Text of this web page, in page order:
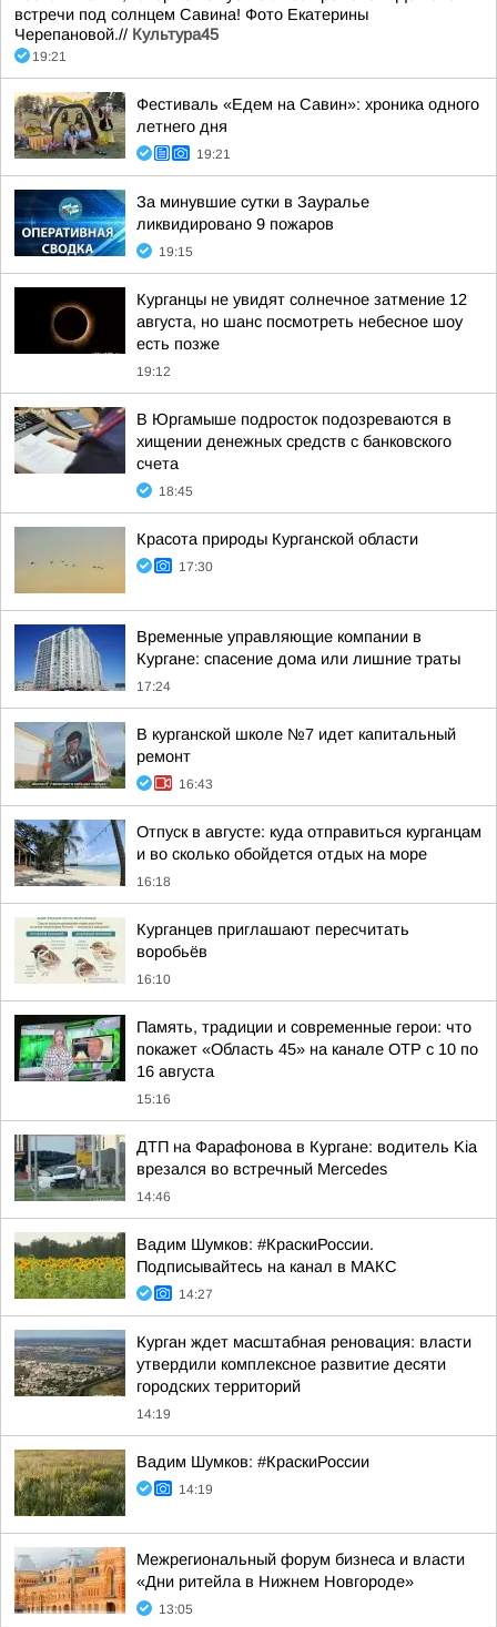
встречи под солнцем Савина! Фото Екатерины
Черепановой.// Культура45
19:21
Фестиваль «Едем на Савин»: хроника одного
летнего дня
19:21
За минувшие сутки в Зауралье
ликвидировано 9 пожаров
19:15
Курганцы не увидят солнечное затмение 12
августа, но шанс посмотреть небесное шоу
есть позже
19:12
В Юргамыше подросток подозреваются в
хищении денежных средств с банковского
счета
18:45
Красота природы Курганской области
17:30
Временные управляющие компании в
Кургане: спасение дома или лишние траты
17:24
В курганской школе №7 идет капитальный
ремонт
16:43
Отпуск в августе: куда отправиться курганцам
и во сколько обойдется отдых на море
16:18
Курганцев приглашают пересчитать
воробьёв
16:10
Память, традиции и современные герои: что
покажет «Область 45» на канале ОТР с 10 по
16 августа
15:16
ДТП на Фарафонова в Кургане: водитель Kia
врезался во встречный Mercedes
14:46
Вадим Шумков: #КраскиРоссии.
Подписывайтесь на канал в МАКС
14:27
Курган ждет масштабная реновация: власти
утвердили комплексное развитие десяти
городских территорий
14:19
Вадим Шумков: #КраскиРоссии
14:19
Межрегиональный форум бизнеса и власти
«Дни ритейла в Нижнем Новгороде»
13:05